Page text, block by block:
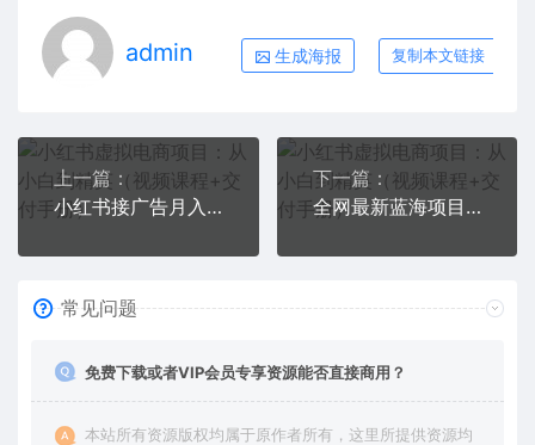
admin 生成海报 复制本文链接
上一篇：
小红书接广告月入过万，简单搬运图片，新手小白快速上手
下一篇：
全网最新蓝海项目，小红书做菜秘籍项目，一部手机就可操作，轻松日入300+
常见问题
免费下载或者VIP会员专享资源能否直接商用？
本站所有资源版权均属于原作者所有，这里所提供资源均